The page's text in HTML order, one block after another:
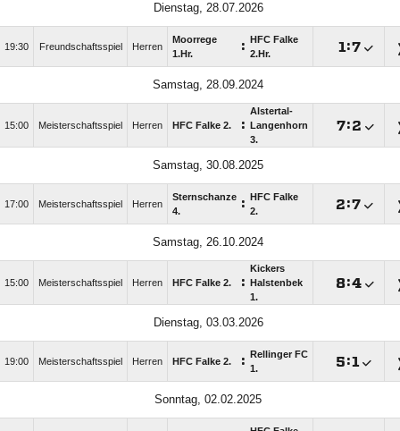
Dienstag, 28.07.2026
19:30 Freundschaftsspiel Herren
Moorrege
1.Hr.
:
HFC Falke
2.Hr.
:
Samstag, 28.09.2024
15:00 Meisterschaftsspiel Herren HFC Falke 2. :
Alstertal-
Langenhorn
3.
:
Samstag, 30.08.2025
17:00 Meisterschaftsspiel Herren
Sternschanze
4.
:
HFC Falke
2.
:
Samstag, 26.10.2024
15:00 Meisterschaftsspiel Herren HFC Falke 2. :
Kickers
Halstenbek
1.
:
Dienstag, 03.03.2026
19:00 Meisterschaftsspiel Herren HFC Falke 2. :
Rellinger FC
1.
:
Sonntag, 02.02.2025